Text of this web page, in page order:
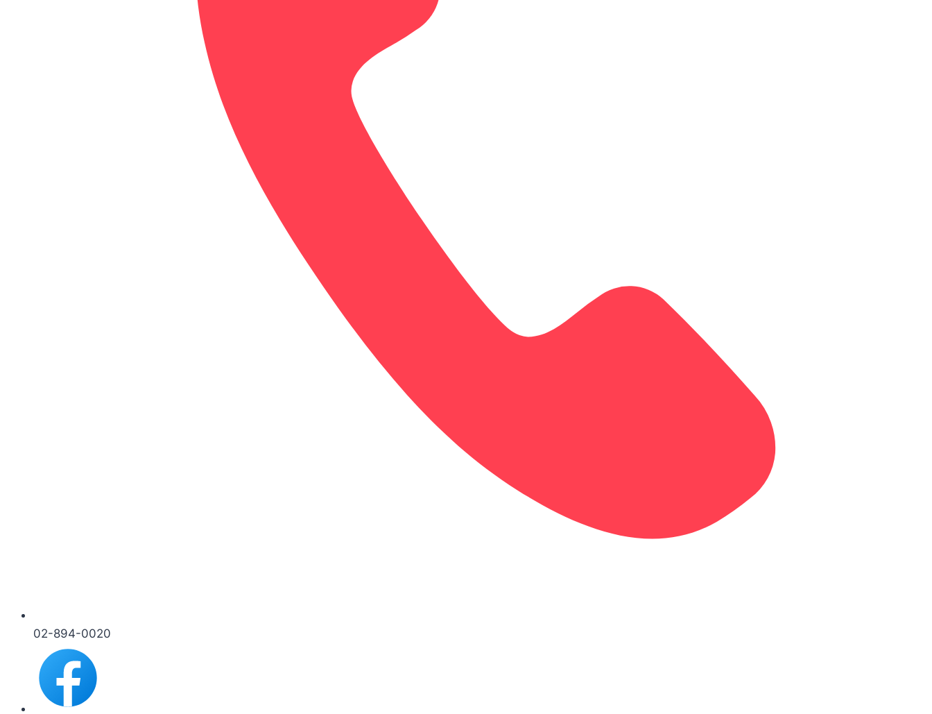
02-894-0020